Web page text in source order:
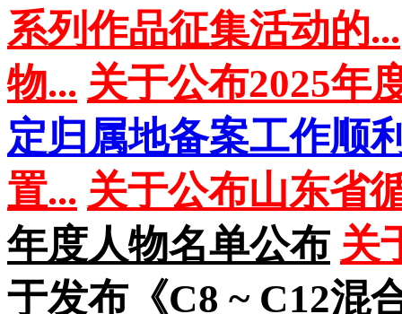
系列作品征集活动的...
物... 关于公布2025年
定归属地备案工作顺
置... 关于公布山东省
年度人物名单公布 关
于发布《C8 ~ C12混